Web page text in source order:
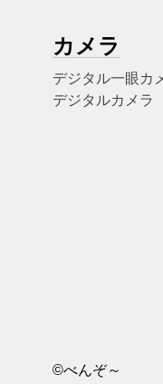
カメラ
デジタル一眼カ
デジタルカメラ
©べんぞ～